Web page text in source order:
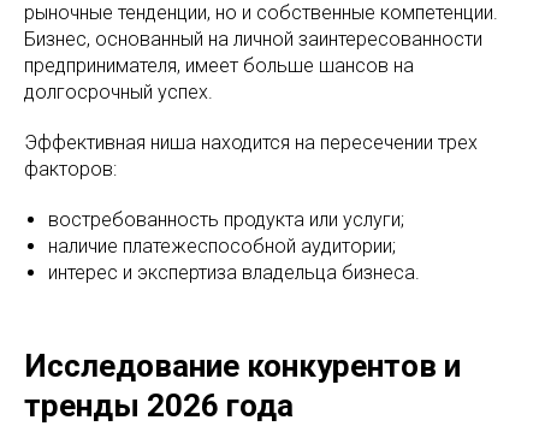
рыночные тенденции, но и собственные компетенции.
Бизнес, основанный на личной заинтересованности
предпринимателя, имеет больше шансов на
долгосрочный успех.
Эффективная ниша находится на пересечении трех
факторов:
востребованность продукта или услуги;
наличие платежеспособной аудитории;
интерес и экспертиза владельца бизнеса.
Исследование конкурентов и
тренды 2026 года